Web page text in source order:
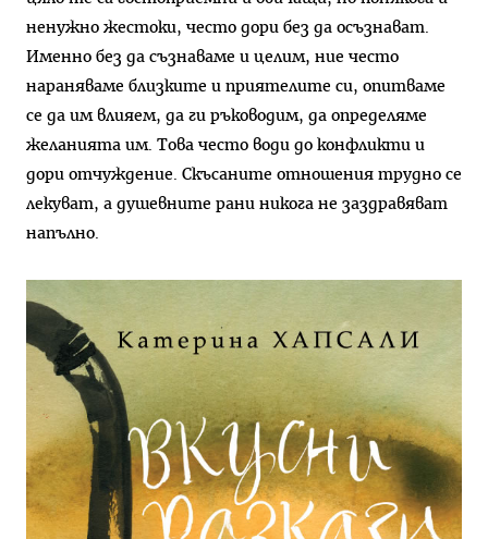
ненужно жестоки, често дори без да осъзнават.
Именно без да съзнаваме и целим, ние често
нараняваме близките и приятелите си, опитваме
се да им влияем, да ги ръководим, да определяме
желанията им. Това често води до конфликти и
дори отчуждение. Скъсаните отношения трудно се
лекуват, а душевните рани никога не заздравяват
напълно.